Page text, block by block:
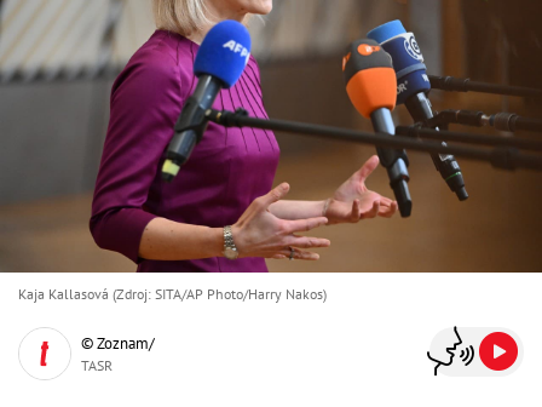
Kaja Kallasová (Zdroj: SITA/AP Photo/Harry Nakos)
© Zoznam/
TASR